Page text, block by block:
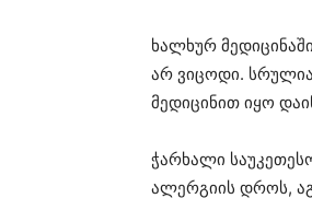
ხალხურ
არ ვიცოდი.
მედიცინით იყო
ჭარხალი
ალერგიის დროს,